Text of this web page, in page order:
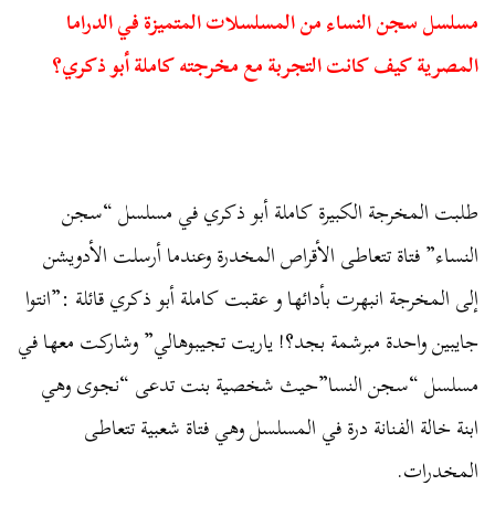
مسلسل سجن النساء من المسلسلات المتميزة في الدراما
المصرية كيف كانت التجربة مع مخرجته كاملة أبو ذكري؟
طلبت المخرجة الكبيرة كاملة أبو ذكري في مسلسل “سجن
النساء” فتاة تتعاطى الأقراص المخدرة وعندما أرسلت الأدويشن
إلى المخرجة انبهرت بأدائها و عقبت كاملة أبو ذكري قائلة :”انتوا
جايبين واحدة مبرشمة بجد؟! ياريت تجيبوهالي” وشاركت معها في
مسلسل “سجن النسا”حيث شخصية بنت تدعى “نجوى وهي
ابنة خالة الفنانة درة في المسلسل وهي فتاة شعبية تتعاطى
المخدرات.